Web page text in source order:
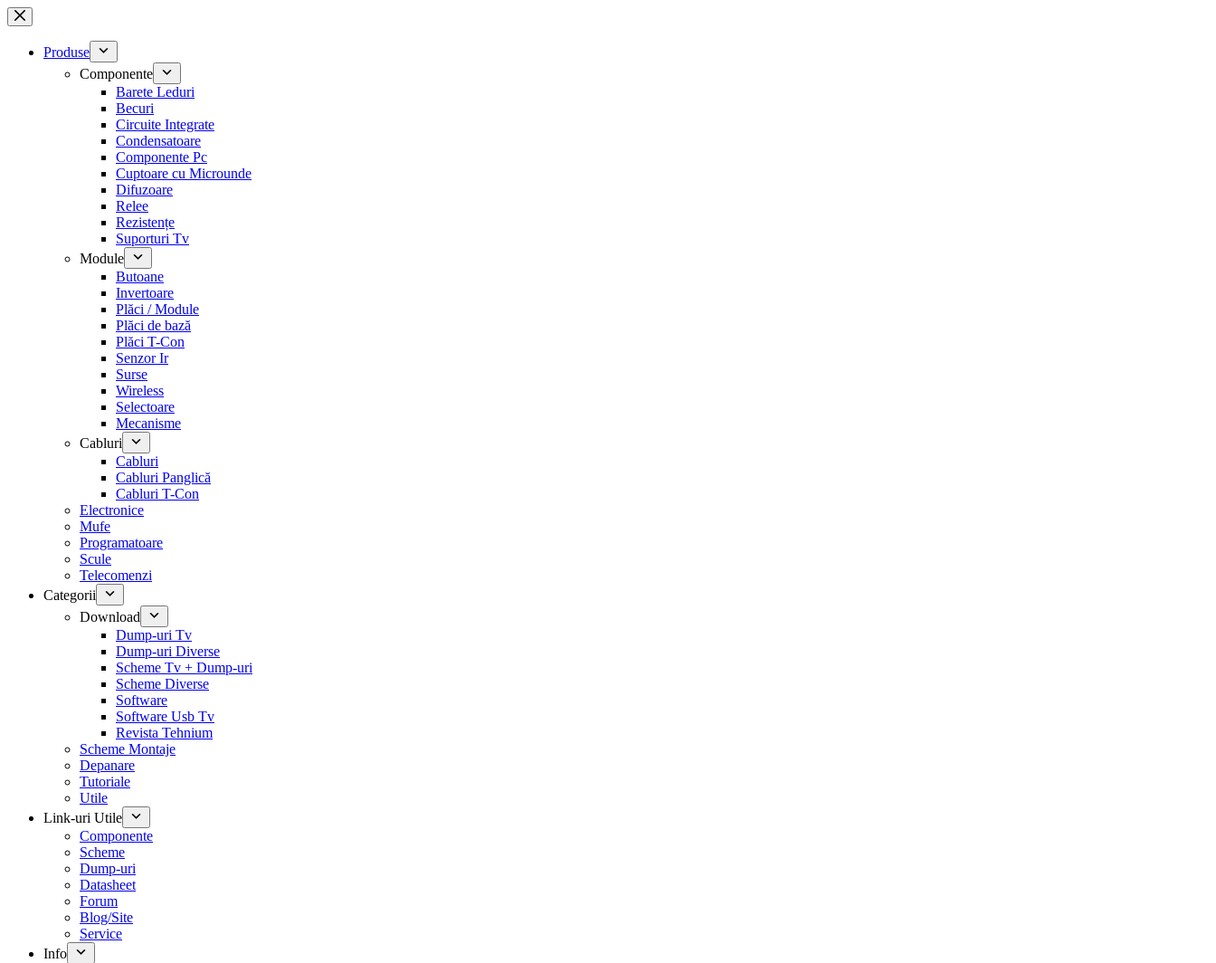
Sari
la
conținutProduse
Componente
Barete Leduri
Becuri
Circuite Integrate
Condensatoare
Componente Pc
Cuptoare cu Microunde
Difuzoare
Relee
Rezistențe
Suporturi Tv
Module
Butoane
Invertoare
Plăci / Module
Plăci de bază
Plăci T-Con
Senzor Ir
Surse
Wireless
Selectoare
Mecanisme
Cabluri
Cabluri
Cabluri Panglică
Cabluri T-Con
Electronice
Mufe
Programatoare
Scule
Telecomenzi
Categorii
Download
Dump-uri Tv
Dump-uri Diverse
Scheme Tv + Dump-uri
Scheme Diverse
Software
Software Usb Tv
Revista Tehnium
Scheme Montaje
Depanare
Tutoriale
Utile
Link-uri Utile
Componente
Scheme
Dump-uri
Datasheet
Forum
Blog/Site
Service
Info